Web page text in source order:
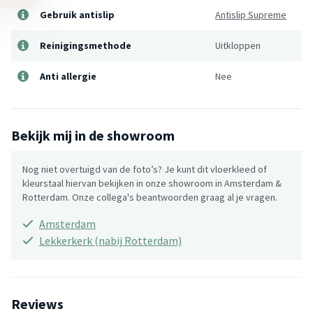
Gebruik antislip Antislip Supreme
Reinigingsmethode Uitkloppen
Anti allergie Nee
Bekijk mij in de showroom
Nog niet overtuigd van de foto’s? Je kunt dit vloerkleed of
kleurstaal hiervan bekijken in onze showroom in Amsterdam &
Rotterdam. Onze collega's beantwoorden graag al je vragen.
Amsterdam
Lekkerkerk (nabij Rotterdam)
Reviews